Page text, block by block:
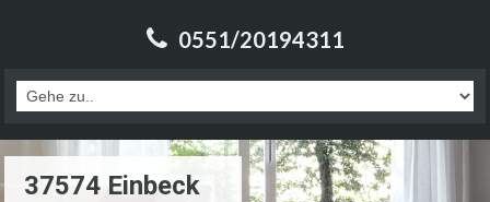
0551/20194311
37574 Einbeck